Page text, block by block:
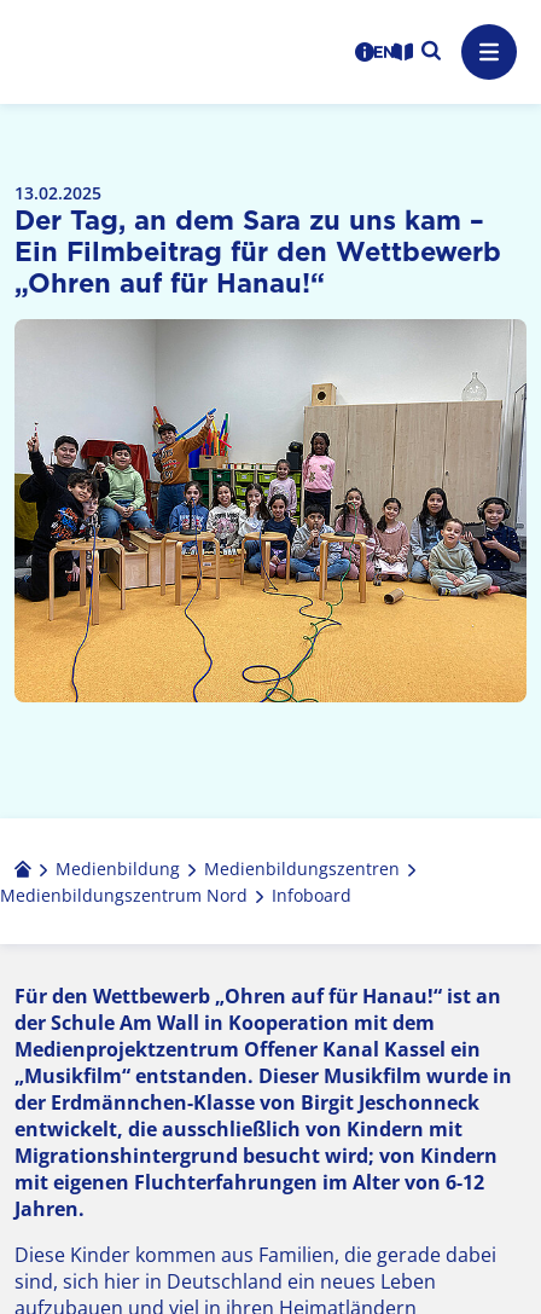
Logo: LPR Medienanstalt Hessen, Claim: Medien,
Benutzerhinweise
informations in
Leichte Sprache
Suche
13.02.2025
Der Tag, an dem Sara zu uns kam –
Ein Filmbeitrag für den Wettbewerb
„Ohren auf für Hanau!“
Medienbildung
Medien­bildungs­zentren
Medienbildungszentrum Nord
Infoboard
Für den Wettbewerb „Ohren auf für Hanau!“ ist an
der Schule Am Wall in Kooperation mit dem
Medienprojektzentrum Offener Kanal Kassel ein
„Musikfilm“ entstanden. Dieser Musikfilm wurde in
der Erdmännchen-Klasse von Birgit Jeschonneck
entwickelt, die ausschließlich von Kindern mit
Migrationshintergrund besucht wird; von Kindern
mit eigenen Fluchterfahrungen im Alter von 6-12
Jahren.
Diese Kinder kommen aus Familien, die gerade dabei
sind, sich hier in Deutschland ein neues Leben
aufzubauen und viel in ihren Heimatländern